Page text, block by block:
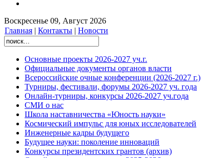
Воскресенье 09, Август 2026
Главная | Контакты | Новости
Основные проекты 2026-2027 уч.г.
Официальные документы органов власти
Всероссийские очные конференции (2026-2027 г.)
Турниры, фестивали, форумы 2026-2027 уч. года
Онлайн-турниры, конкурсы 2026-2027 уч.года
СМИ о нас
Школа наставничества «Юность науки»
Космический импульс для юных исследователей
Инженерные кадры будущего
Будущее науки: поколение инноваций
Конкурсы президентских грантов (архив)